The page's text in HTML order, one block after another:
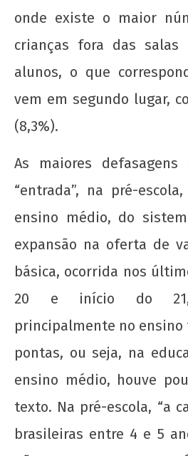
Nota Política da UJC - PARA
SUSPENSÃO: Pela
março
2013
wp-
admin
socialismo!
11 de
onde existe o maior
crianças fora das
alunos, o que
vem em segundo lugar,
(8,3%).
As maiores defasagens
“entrada”, na pré-
ensino médio, do
expansão na oferta de
básica, ocorrida nos
20 e início do 21,
principalmente no
pontas, ou seja, na
ensino médio, houve
texto. Na pré-escola, “a
brasileiras entre 4 e 5